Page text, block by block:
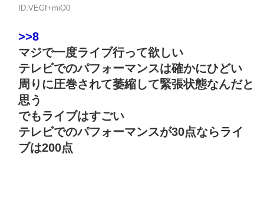
ID:VEGf+miO0
>>8
マジで一度ライブ行って欲しい
テレビでのパフォーマンスは確かにひどい
周りに圧巻されて萎縮して緊張状態なんだと
思う
でもライブはすごい
テレビでのパフォーマンスが30点ならライ
ブは200点